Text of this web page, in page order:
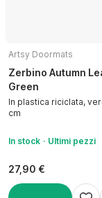
Artsy Doormats
Zerbino Autumn
Green
In plastica riciclata,
cm
In stock Ultimi pezzi
27,90 €